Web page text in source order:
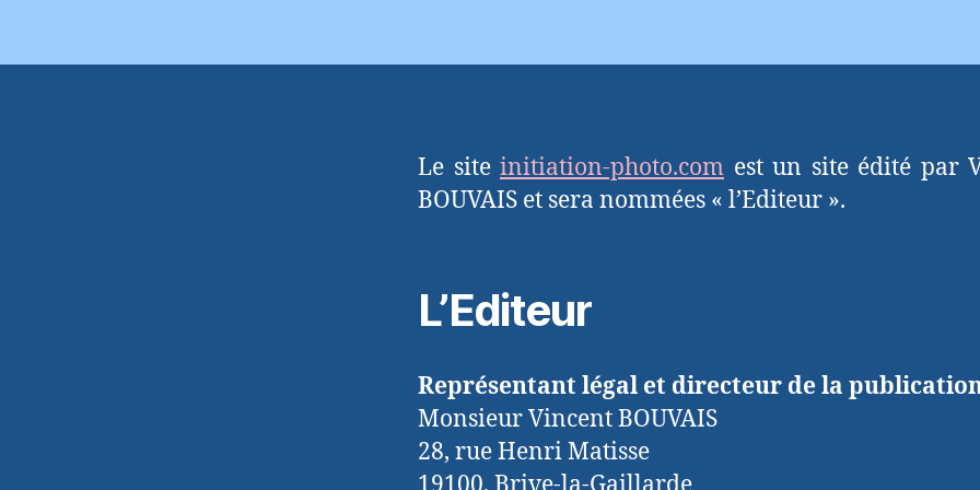
Le site initiation-photo.com est un site édité par
BOUVAIS et sera nommées « l’Editeur ».
L’Editeur
Représentant légal et directeur de la
Monsieur Vincent BOUVAIS
28, rue Henri Matisse